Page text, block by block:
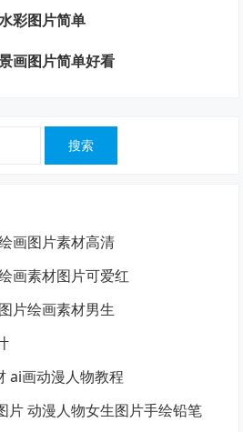
彩图片简单
画图片简单好看
画图片素材高清
画素材图片可爱红
片绘画素材男生
ai画动漫人物教程
片 动漫人物女生图片手绘铅笔